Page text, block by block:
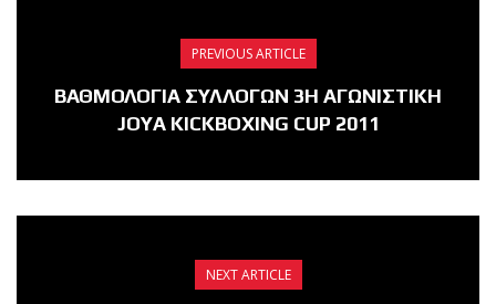
PREVIOUS ARTICLE
ΒΑΘΜΟΛΟΓΙΑ ΣΥΛΛΟΓΩΝ 3Η ΑΓΩΝΙΣΤΙΚΗ
JOYA KICKBOXING CUP 2011
NEXT ARTICLE